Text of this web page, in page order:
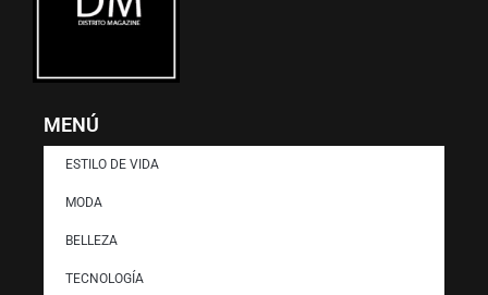
MENÚ
ESTILO DE VIDA
MODA
BELLEZA
TECNOLOGÍA